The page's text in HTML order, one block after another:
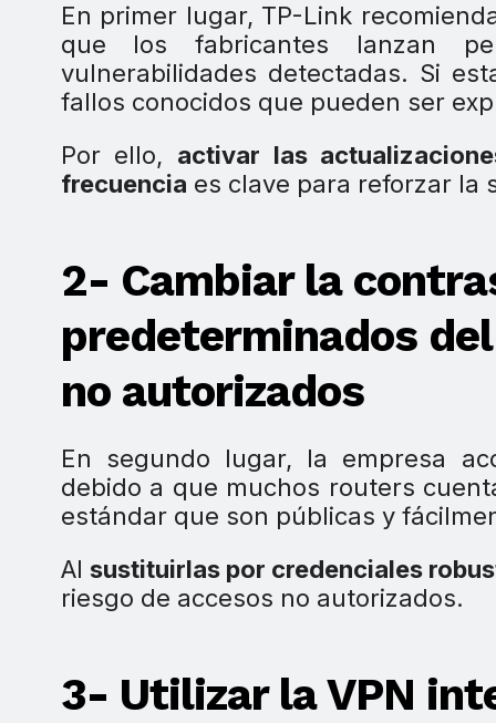
En primer lugar, TP-Link
que los fabricantes lanzan
vulnerabilidades detectadas. Si
fallos conocidos que pueden ser
Por ello, activar las
frecuencia es clave para reforzar la
2- Cambiar la
predeterminados
no autorizados
En segundo lugar, la empresa
debido a que muchos routers
estándar que son públicas y
Al sustituirlas por credenciales
riesgo de accesos no autorizados.
3- Utilizar la VPN